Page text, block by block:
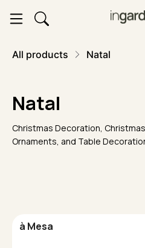
All products Natal
Natal
Christmas Decoration,
Ornaments, and Table
à Mesa